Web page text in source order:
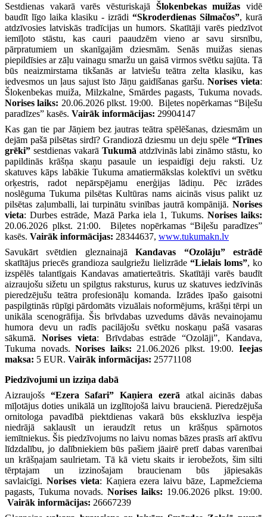
Sestdienas vakarā varēs vēsturiskajā Šlokenbekas muižas vidē
baudīt līgo laika klasiku - izrādi “Skroderdienas Silmačos”, kurā
atdzīvosies latviskās tradīcijas un humors. Skatītāji varēs piedzīvot
iemīļoto stāstu, kas cauri paaudzēm vieno ar savu sirsnību,
pārpratumiem un skanīgajām dziesmām. Senās muižas sienas
piepildīsies ar zāļu vainagu smaržu un gaisā virmos svētku sajūta. Tā
būs neaizmirstama tikšanās ar latviešu teātra zelta klasiku, kas
iedvesmos un ļaus sajust īsto Jāņu gaidīšanas garšu.Norises vieta:
Šlokenbekas muiža, Milzkalne, Smārdes pagasts, Tukuma novads.
Norises laiks: 20.06.2026 plkst. 19:00. Biļetes nopērkamas “Biļešu
paradīzes” kasēs. Vairāk informācijas: 29904147
Kas gan tie par Jāņiem bez jautras teātra spēlēšanas, dziesmām un
dejām pašā pilsētas sirdī? Grandiozā dziesmu un deju spēle “Trīnes
grēki” sestdienas vakarā Tukumā atdzīvinās labi zināmo stāstu, ko
papildinās krāšņa skaņu pasaule un iespaidīgi deju raksti. Uz
skatuves kāps labākie Tukuma amatiermākslas kolektīvi un svētku
orķestris, radot nepārspējamu enerģijas lādiņu. Pēc izrādes
noslēguma Tukuma pilsētas Kultūras nams aicinās visus palikt uz
pilsētas zaļumballi, lai turpinātu svinības jautrā kompānijā. Norises
vieta: Durbes estrāde, Mazā Parka iela 1, Tukums. Norises laiks:
20.06.2026 plkst. 21:00. Biļetes nopērkamas “Biļešu paradīzes”
kasēs. Vairāk informācijas: 28344637, www.tukumakn.lv
Savukārt svētdien gleznainajāKandavas “Ozolāju” estrādē
skatītājus priecēs grandioza saulgriežu lielizrāde “Lielais loms”, ko
izspēlēs talantīgais Kandavas amatierteātris. Skatītāji varēs baudīt
aizraujošu sižetu un spilgtus raksturus, kurus uz skatuves iedzīvinās
pieredzējušu teātra profesionāļu komanda. Izrādes īpašo gaisotni
paspilgtinās rūpīgi pārdomāts vizuālais noformējums, krāšņi tērpi un
unikāla scenogrāfija. Šis brīvdabas uzvedums dāvās nevainojamu
humora devu un radīs pacilājošu svētku noskaņu pašā vasaras
sākumā.Norises vieta: Brīvdabas estrāde “Ozolāji”, Kandava,
Tukuma novads.Norises laiks: 21.06.2026 plkst. 19:00.Ieejas
maksa: 5 EUR. Vairāk informācijas: 25771108
Piedzīvojumi un izziņa dabā
Aizraujošs “Ezera Safari” Kaņiera ezerā atkal aicinās dabas
mīļotājus doties unikālā un izglītojošā laivu braucienā. Pieredzējuša
ornitologa pavadībā piektdienas vakarā būs ekskluzīva iespēja
niedrājā saklausīt un ieraudzīt retus un krāšņus spārnotos
iemītniekus. Šis piedzīvojums no laivu nomas bāzes prasīs arī aktīvu
līdzdalību, jo dalībniekiem būs pašiem jāairē pretī dabas varenībai
un krāšņajam saulrietam. Tā kā vietu skaits ir ierobežots, šim silti
tērptajam un izzinošajam braucienam būs jāpiesakās
savlaicīgi. Norises vieta: Kaņiera ezera laivu bāze, Lapmežciema
pagasts, Tukuma novads. Norises laiks: 19.06.2026 plkst. 19:00.
Vairāk informācijas: 26667239